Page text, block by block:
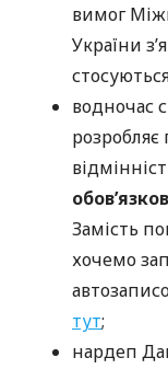
вимог
України
водночас
Замість
хочемо
тут;
нардеп